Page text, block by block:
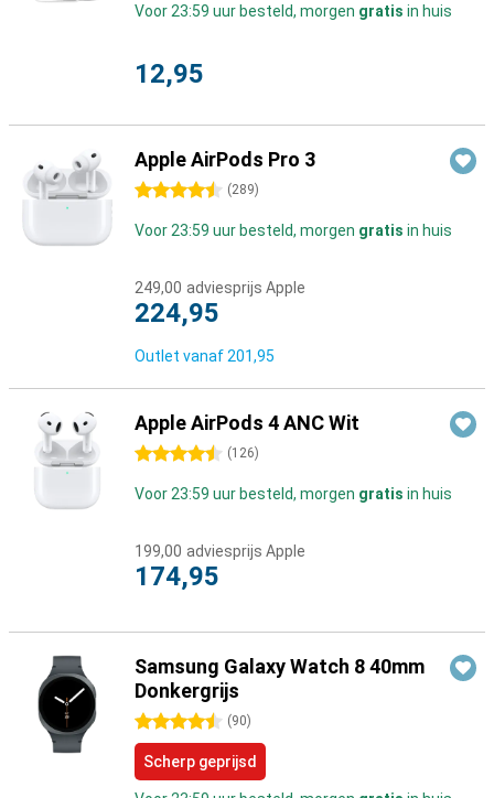
Voor 23:59 uur besteld, morgen gratis in huis
12,95
Apple AirPods Pro 3
4.5 sterren (289)
Voor 23:59 uur besteld, morgen gratis in huis
249,00 adviesprijs Apple
224,95
Outlet vanaf 201,95
Apple AirPods 4 ANC Wit
4.5 sterren (126)
Voor 23:59 uur besteld, morgen gratis in huis
199,00 adviesprijs Apple
174,95
Samsung Galaxy Watch 8 40mm
Donkergrijs
4.5 sterren (90)
Scherp geprijsd